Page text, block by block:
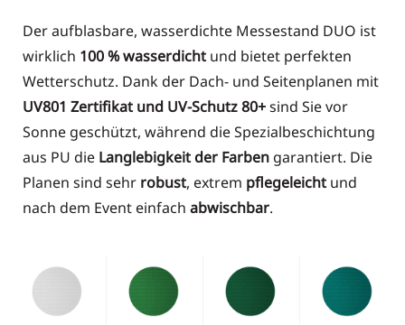
Der aufblasbare, wasserdichte Messestand DUO ist
wirklich 100 % wasserdicht und bietet perfekten
Wetterschutz. Dank der Dach- und Seitenplanen mit
UV801 Zertifikat und UV-Schutz 80+sind Sie vor
Sonne geschützt, während die Spezialbeschichtung
aus PU die Langlebigkeit der Farben garantiert. Die
Planen sind sehr robust, extrem pflegeleicht und
nach dem Event einfach abwischbar.